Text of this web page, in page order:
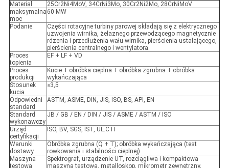
Materiał
25Cr2Ni4MoV, 34CrNi3Mo, 30Cr2Ni2Mo, 28CrNiMoV
maksymalna
moc
60 MW
Podanie
Części rotacyjne turbiny parowej składają się z elektrycznego
uzwojenia wirnika, żelaznego przewodzącego magnetycznie
rdzenia i przedłużenia wału wirnika, pierścienia ustalającego,
pierścienia centralnego i wentylatora.
Proces
topienia
EF + LF + VD
Proces
produkcji
Kucie + obróbka cieplna + obróbka zgrubna + obróbka
wykańczająca
Stosunek
kucia
≥3,5
Odpowiedni
standard
ASTM, ASME, DIN, JIS, ISO, BS, API, EN
Standard
wykonawczy
JB / GB / EN / DIN / JIS / ASME / ASTM / ISO
Urząd
certyfikacji
ISO, BV, SGS, IST, UL.CTI
Warunki
dostawy
Obróbka zgrubna (Q + T); obróbka wykańczająca (test
rowkowania i stabilności cieplnej)
Maszyna
testowa
Spektrograf, urządzenie UT, rozciągliwa i kompaktowa
maszyna testowa, metalloskop, mikrometr zewnętrzny,